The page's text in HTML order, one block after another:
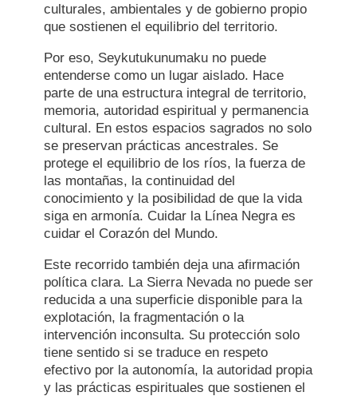
culturales, ambientales y de gobierno propio
que sostienen el equilibrio del territorio.
Por eso, Seykutukunumaku no puede
entenderse como un lugar aislado. Hace
parte de una estructura integral de territorio,
memoria, autoridad espiritual y permanencia
cultural. En estos espacios sagrados no solo
se preservan prácticas ancestrales. Se
protege el equilibrio de los ríos, la fuerza de
las montañas, la continuidad del
conocimiento y la posibilidad de que la vida
siga en armonía. Cuidar la Línea Negra es
cuidar el Corazón del Mundo.
Este recorrido también deja una afirmación
política clara. La Sierra Nevada no puede ser
reducida a una superficie disponible para la
explotación, la fragmentación o la
intervención inconsulta. Su protección solo
tiene sentido si se traduce en respeto
efectivo por la autonomía, la autoridad propia
y las prácticas espirituales que sostienen el